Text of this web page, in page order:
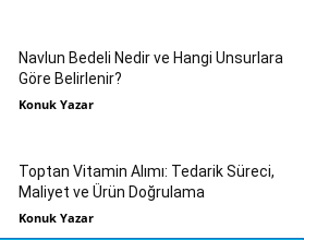
Navlun Bedeli Nedir ve Hangi Unsurlara
Göre Belirlenir?
Konuk Yazar
Toptan Vitamin Alımı: Tedarik Süreci,
Maliyet ve Ürün Doğrulama
Konuk Yazar